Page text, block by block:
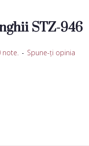
STZ-946
note. - Spune-ţi opinia